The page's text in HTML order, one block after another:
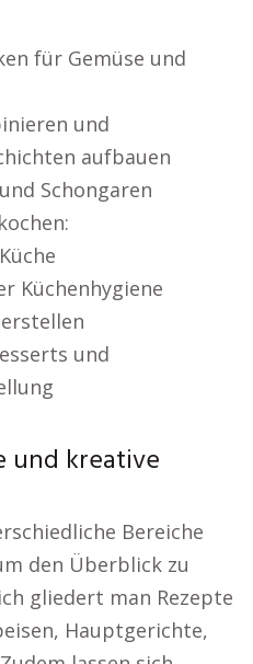
für Gemüse und
und
aufbauen
Schongaren
Küchenhygiene
und
und kreative
Bereiche
den Überblick zu
gliedert man Rezepte
Hauptgerichte,